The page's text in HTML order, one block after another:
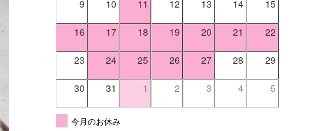
9 10 11 12 13 14 15
16 17 18 19 20 21 22
23 24 25 26 27 28 29
30 31 1 2 3 4 5
今月のお休み